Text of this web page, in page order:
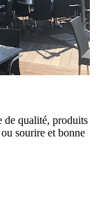
de qualité, produits
sourire et bonne